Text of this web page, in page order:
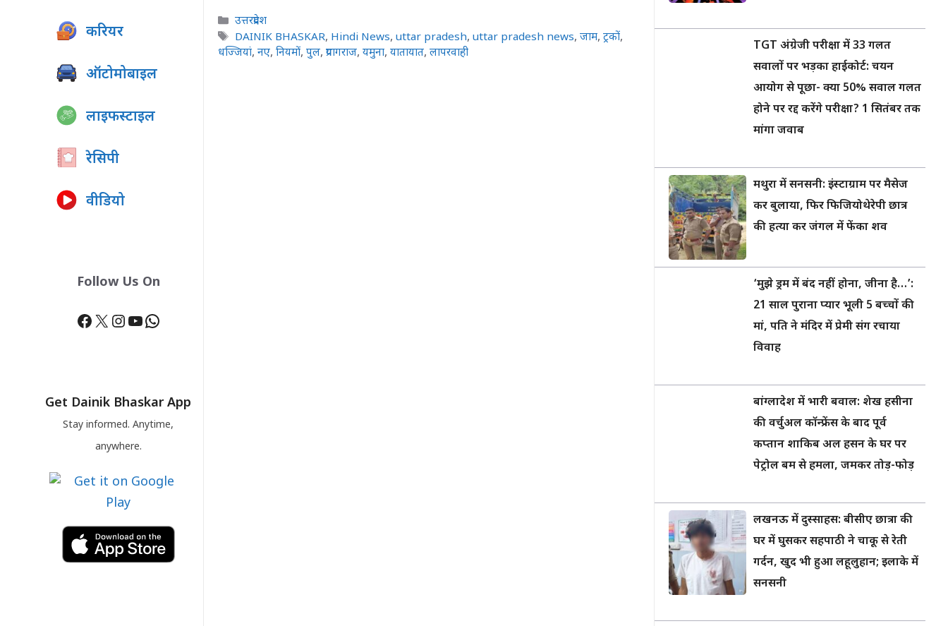
Categories
उत्तरप्रदेश
Tags
DAINIK BHASKAR, Hindi News,uttar pradesh,uttar pradesh news,जाम,ट्रकों,
धज्जियां, नए, नियमों, पुल, प्रयागराज, यमुना, यातायात, लापरवाही
करियर
ऑटोमोबाइल
लाइफस्टाइल
रेसिपी
वीडियो
Follow Us On
Facebook
X Instagram
YouTube
WhatsApp
Get Dainik Bhaskar App
Stay informed. Anytime,
anywhere.
TGT अंग्रेजी परीक्षा में 33 गलत
सवालों पर भड़का हाईकोर्ट: चयन
आयोग से पूछा- क्या 50% सवाल गलत
होने पर रद्द करेंगे परीक्षा? 1 सितंबर तक
मांगा जवाब
मथुरा में सनसनी: इंस्टाग्राम पर मैसेज
कर बुलाया, फिर फिजियोथेरेपी छात्र
की हत्या कर जंगल में फेंका शव
‘मुझे ड्रम में बंद नहीं होना, जीना है…’:
21 साल पुराना प्यार भूली 5 बच्चों की
मां, पति ने मंदिर में प्रेमी संग रचाया
विवाह
बांग्लादेश में भारी बवाल: शेख हसीना
की वर्चुअल कॉन्फ्रेंस के बाद पूर्व
कप्तान शाकिब अल हसन के घर पर
पेट्रोल बम से हमला, जमकर तोड़-फोड़
लखनऊ में दुस्साहस: बीसीए छात्रा की
घर में घुसकर सहपाठी ने चाकू से रेती
गर्दन, खुद भी हुआ लहूलुहान; इलाके में
सनसनी